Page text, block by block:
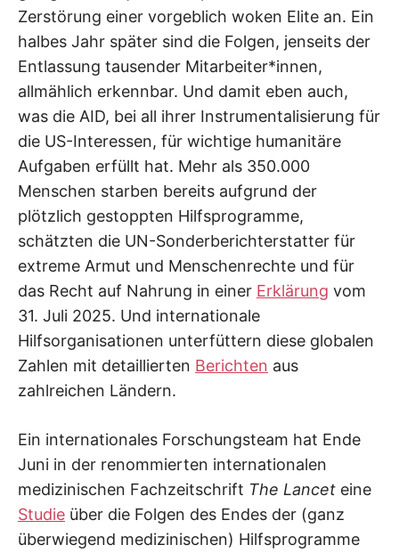
Zerstörung einer vorgeblich woken Elite an. Ein
halbes Jahr später sind die Folgen, jenseits der
Entlassung tausender Mitarbeiter*innen,
allmählich erkennbar. Und damit eben auch,
was die AID, bei all ihrer Instrumentalisierung für
die US-Interessen, für wichtige humanitäre
Aufgaben erfüllt hat. Mehr als 350.000
Menschen starben bereits aufgrund der
plötzlich gestoppten Hilfsprogramme,
schätzten die UN-Sonderberichterstatter für
extreme Armut und Menschenrechte und für
das Recht auf Nahrung in einer Erklärung vom
31. Juli 2025. Und internationale
Hilfsorganisationen unterfüttern diese globalen
Zahlen mit detaillierten Berichten aus
zahlreichen Ländern.
Ein internationales Forschungsteam hat Ende
Juni in der renommierten internationalen
medizinischen Fachzeitschrift The Lancet eine
Studie über die Folgen des Endes der (ganz
überwiegend medizinischen) Hilfsprogramme